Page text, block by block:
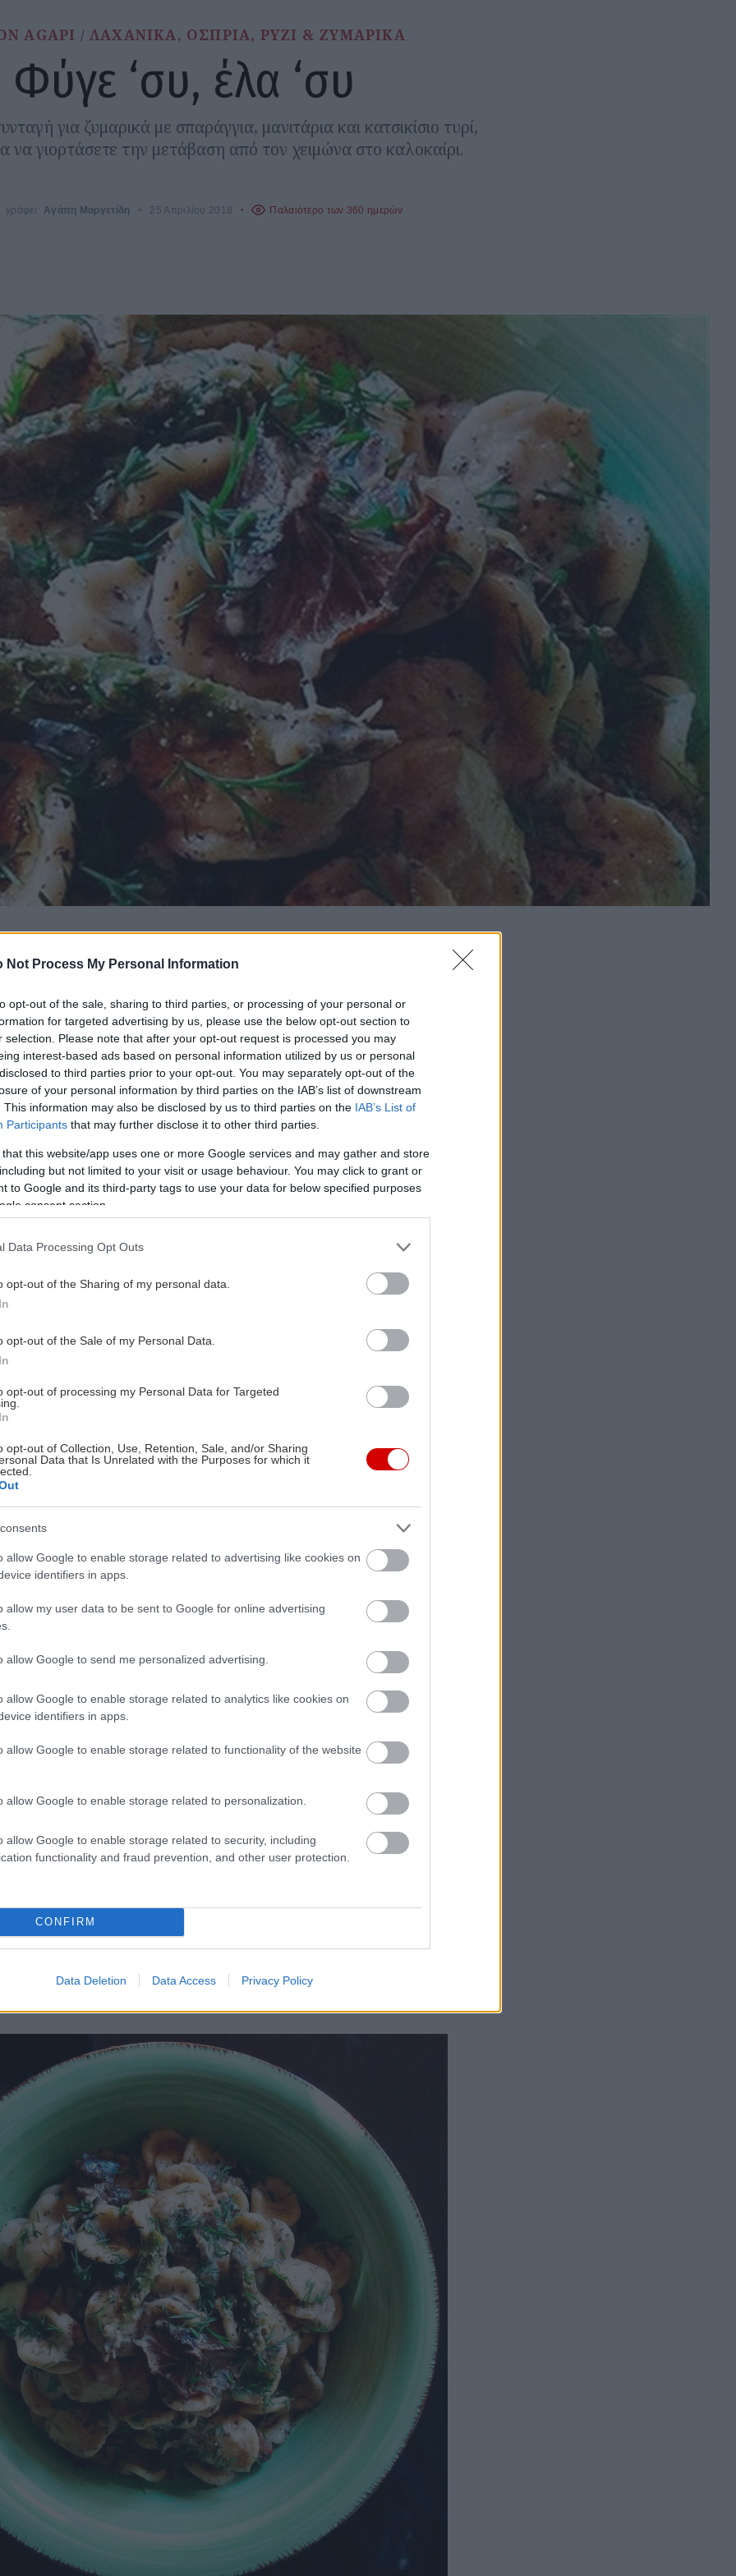
Not Process My Personal Information
opt-out of the sale, sharing to third parties, or processing of your personal or
for targeted advertising by us, please use the below opt-out section to
selection. Please note that after your opt-out request is processed you may
interest-based ads based on personal information utilized by us or personal
to third parties prior to your opt-out. You may separately opt-out of the
of your personal information by third parties on the IAB’s list of downstream
This information may also be disclosed by us to third parties on the IAB’s List of
Participants that may further disclose it to other third parties.
that this website/app uses one or more Google services and may gather and store
but not limited to your visit or usage behaviour. You may click to grant or
to Google and its third-party tags to use your data for below specified purposes
consent section.
Data Processing Opt Outs
opt-out of the Sharing of my personal data.
opt-out of the Sale of my Personal Data.
opt-out of processing my Personal Data for Targeted
opt-out of Collection, Use, Retention, Sale, and/or Sharing
Data that Is Unrelated with the Purposes for which it
allow Google to enable storage related to advertising like cookies on
identifiers in apps.
allow my user data to be sent to Google for online advertising
allow Google to send me personalized advertising.
allow Google to enable storage related to analytics like cookies on
identifiers in apps.
allow Google to enable storage related to functionality of the website
allow Google to enable storage related to personalization.
allow Google to enable storage related to security, including
functionality and fraud prevention, and other user protection.
CONFIRM
Data Deletion Data Access Privacy Policy
AGAPI ΛΑΧΑΝΙΚΑ, ΟΣΠΡΙΑ, ΡΥΖΙ & ΖΥΜΑΡΙΚΑ
Φύγε ‘συ, έλα ‘συ
για ζυμαρικά με σπαράγγια, μανιτάρια και κατσικίσιο τυρί,
να γιορτάσετε την μετάβαση από τον χειμώνα στο καλοκαίρι.
γράφει: Αγάπη Μαργετίδη 25 Απριλίου 2018 Παλαιότερο των 360 ημερών
Μαργετίδη
φαγητό μοιάζει με το ανοιξιάτικο ξεσήκωμα του σπιτιού.
πού ν’ αρχίσω; Το μάζεμα των χαλιών, το τράβηγμα των επίπλων,
βαριών παπλωμάτων, το καθάρισμα και της παραμικρής γωνιάς,
των ντουλαπιών. Ούτε τα μισά δεν έχω απαριθμήσει και
δεν είναι συγύρισμα, είναι μετακόμιση κανονική!
είναι μακροπρόθεσμο πρότζεκτ. Το ψυγείο πρέπει να
με υπολείμματα μαρμελάδας, πρέπει να φτιαχτεί χώρος για
τις μπύρες στα συρτάρια και τα λευκά και ροζέ κρασιά
και ελεύθερος χώρος για τα αλεύρια και τα όσπρια που θα
τα ντουλάπια για να ξεκαλοκαιριάσουν χωρίς τον φόβο των
πρέπει με τη σειρά τους να αδειάσουν από ανοιγμένες
ελεγχθούν οι ημερομηνίες λήξης των προϊόντων και να μπει μια
όσων δεν θα κρατήσουν μέχρι το επόμενο φθινόπωρο.
τα αποξηραμένα μανιτάρια σίγουρα δεν είναι θερινά, πώς να
βρήκα και κάτι εξαιρετικά ιταλικά orecchiette. Από το ψυγείο
τα σπαράγγια όσο είναι η εποχή τους, ιδού λοιπόν το φαγητό